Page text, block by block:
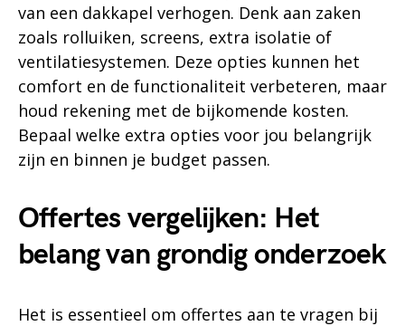
van een dakkapel verhogen. Denk aan zaken
zoals rolluiken, screens, extra isolatie of
ventilatiesystemen. Deze opties kunnen het
comfort en de functionaliteit verbeteren, maar
houd rekening met de bijkomende kosten.
Bepaal welke extra opties voor jou belangrijk
zijn en binnen je budget passen.
Offertes vergelijken: Het
belang van grondig onderzoek
Het is essentieel om offertes aan te vragen bij